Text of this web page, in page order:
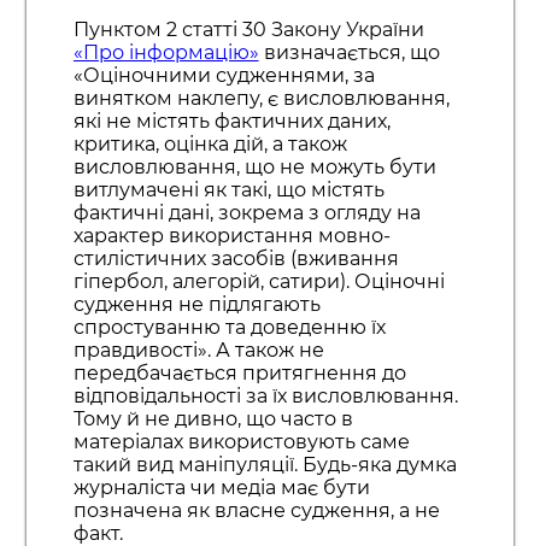
Пунктом 2 статті 30 Закону України
«Про інформацію» визначається, що
«Оціночними судженнями, за
винятком наклепу, є висловлювання,
які не містять фактичних даних,
критика, оцінка дій, а також
висловлювання, що не можуть бути
витлумачені як такі, що містять
фактичні дані, зокрема з огляду на
характер використання мовно-
стилістичних засобів (вживання
гіпербол, алегорій, сатири). Оціночні
судження не підлягають
спростуванню та доведенню їх
правдивості». А також не
передбачається притягнення до
відповідальності за їх висловлювання.
Тому й не дивно, що часто в
матеріалах використовують саме
такий вид маніпуляції. Будь-яка думка
журналіста чи медіа має бути
позначена як власне судження, а не
факт.